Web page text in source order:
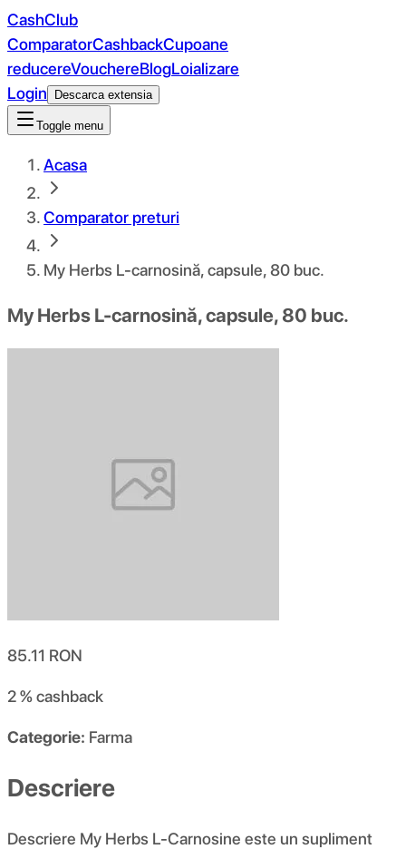
CashClub
ComparatorCashbackCupoane
reducereVouchereBlogLoializare
Login
Descarca extensia
Toggle menu
Acasa
Comparator preturi
My Herbs L-carnosină, capsule, 80 buc.
My Herbs L-carnosină, capsule, 80 buc.
85.11 RON
2 %cashback
Categorie: Farma
Descriere
Descriere My Herbs L-Carnosine este un supliment